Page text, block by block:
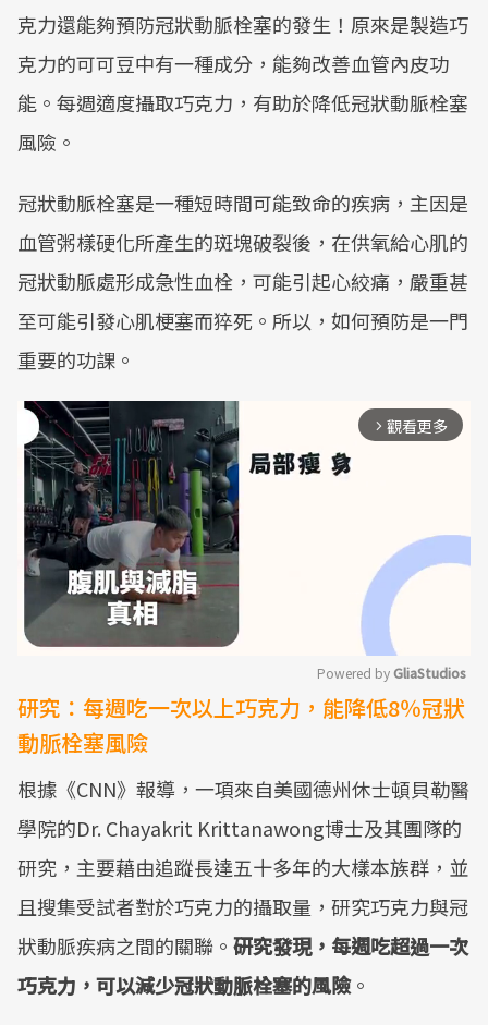
克力還能夠預防冠狀動脈栓塞的發生！原來是製造巧
克力的可可豆中有一種成分，能夠改善血管內皮功
能。每週適度攝取巧克力，有助於降低冠狀動脈栓塞
風險。
冠狀動脈栓塞是一種短時間可能致命的疾病，主因是
血管粥樣硬化所產生的斑塊破裂後，在供氧給心肌的
冠狀動脈處形成急性血栓，可能引起心絞痛，嚴重甚
至可能引發心肌梗塞而猝死。所以，如何預防是一門
重要的功課。
arrow_forward_ios 觀看更多
Mute
Powered by GliaStudios
研究：每週吃一次以上巧克力，能降低8％冠狀
動脈栓塞風險
根據《CNN》報導，一項來自美國德州休士頓貝勒醫
學院的Dr. Chayakrit Krittanawong博士及其團隊的
研究，主要藉由追蹤長達五十多年的大樣本族群，並
且搜集受試者對於巧克力的攝取量，研究巧克力與冠
狀動脈疾病之間的關聯。 研究發現，每週吃超過一次
巧克力，可以減少冠狀動脈栓塞的風險。